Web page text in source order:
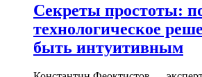
Секреты простоты:
технологическое
быть интуитивным